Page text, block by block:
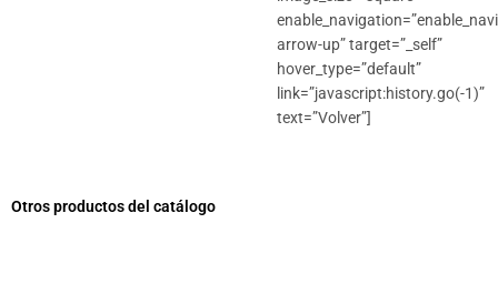
arrow-up” target=”_self”
hover_type=”default”
link=”javascript:history.go(-1)”
text=”Volver”]
Otros productos del catálogo